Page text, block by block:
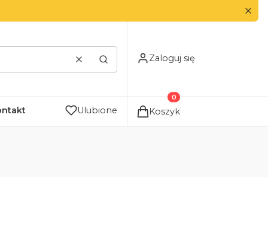
WyczyśćSzukaj
Zaloguj się
Ulubione
Produkty w koszyku: 0.
Koszyk